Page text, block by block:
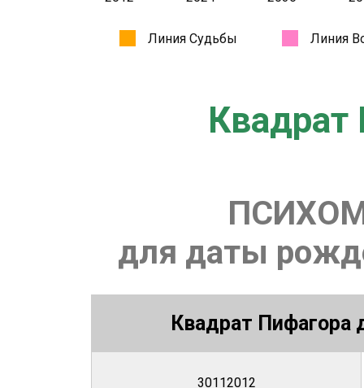
Квадрат
для даты
Квадрат Пифагора
30112012